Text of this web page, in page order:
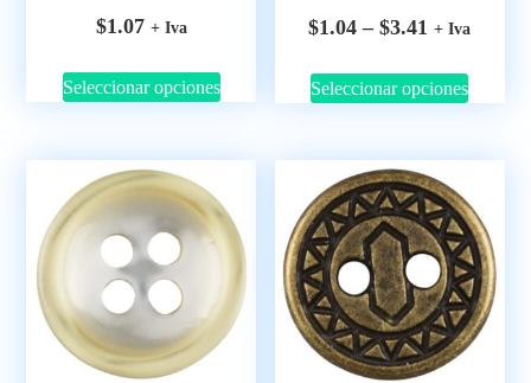
$1.07 + Iva
Seleccionar opciones
$1.04 – $3.41 + Iva
Seleccionar opciones